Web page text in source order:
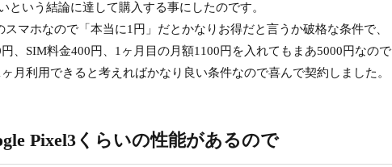
という結論に達して購入する事にしたのです。
マホなので「本当に1円」だとかなりお得だと言うか破格な条件で、
、SIM料金400円、1ヶ月目の月額1100円を入れてもまあ5000円なので
月利用できると考えればかなり良い条件なので喜んで契約しました。
Pixel3くらいの性能があるので